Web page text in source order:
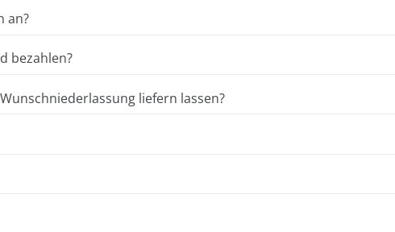
an?
bezahlen?
liefern lassen?